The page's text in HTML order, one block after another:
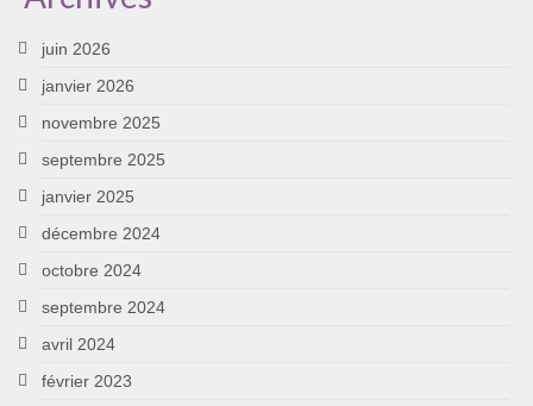
juin 2026
janvier 2026
novembre 2025
septembre 2025
janvier 2025
décembre 2024
octobre 2024
septembre 2024
avril 2024
février 2023